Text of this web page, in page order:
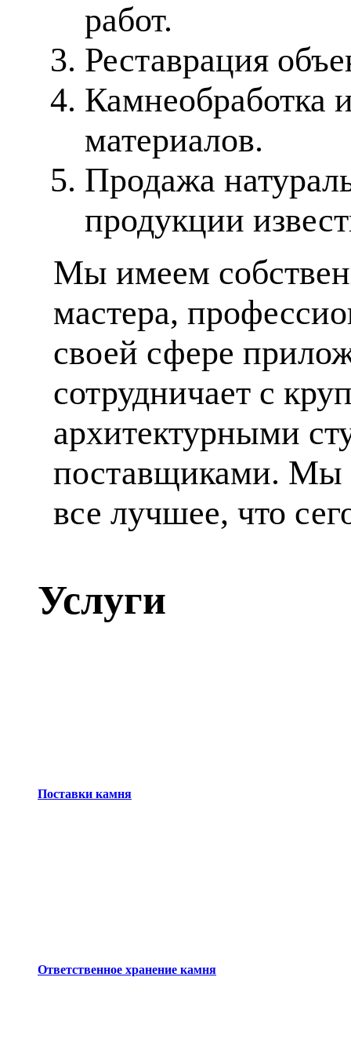
работ.
Реставрация
Камнеобработка
материалов.
Продажа
продукции
Мы имеем
мастера,
своей сфере
сотрудничает с
архитектурными
поставщиками. Мы
все лучшее, что
Услуги
Поставки камня
Ответственное хранение камня